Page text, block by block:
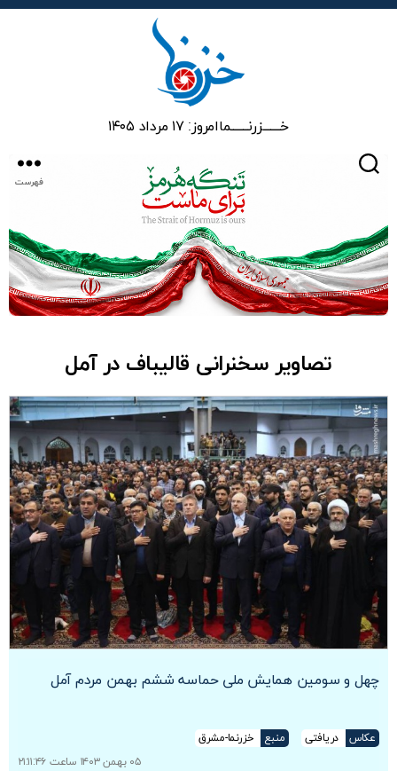
خـــــــزرنـــــــماامروز: ۱۷ مرداد ۱۴۰۵
فهرست
تصاویر سخنرانی قالیباف در آمل
چهل و سومین همایش ملی حماسه ششم بهمن مردم آمل
عکاس دریافتی منبع
خزرنما-مشرق
۰۵ بهمن ۱۴۰۳ ساعت ۲۱:۱۱:۴۶